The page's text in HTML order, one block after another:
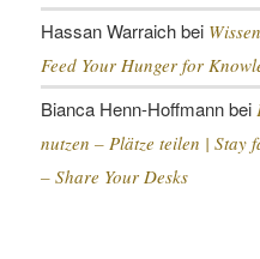
Hassan Warraichbei
Feed Your Hunger for
Bianca Henn-Hoffmannbei
nutzen – Plätze teilen | Stay
– Share Your Desks